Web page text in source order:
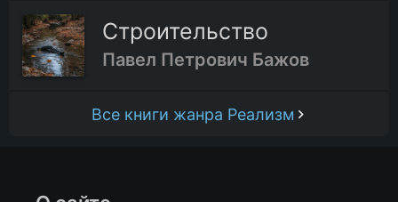
Строительство
Павел Петрович Бажов
Все книги жанра Реализм